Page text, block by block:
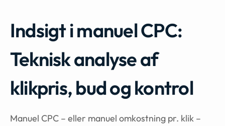
Indsigt i manuel CPC:
Teknisk analyse af
klikpris, bud og kontrol
Manuel CPC – eller manuel omkostning pr. klik –